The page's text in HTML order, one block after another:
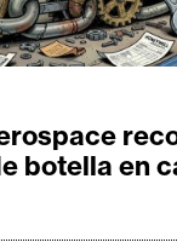
botella en